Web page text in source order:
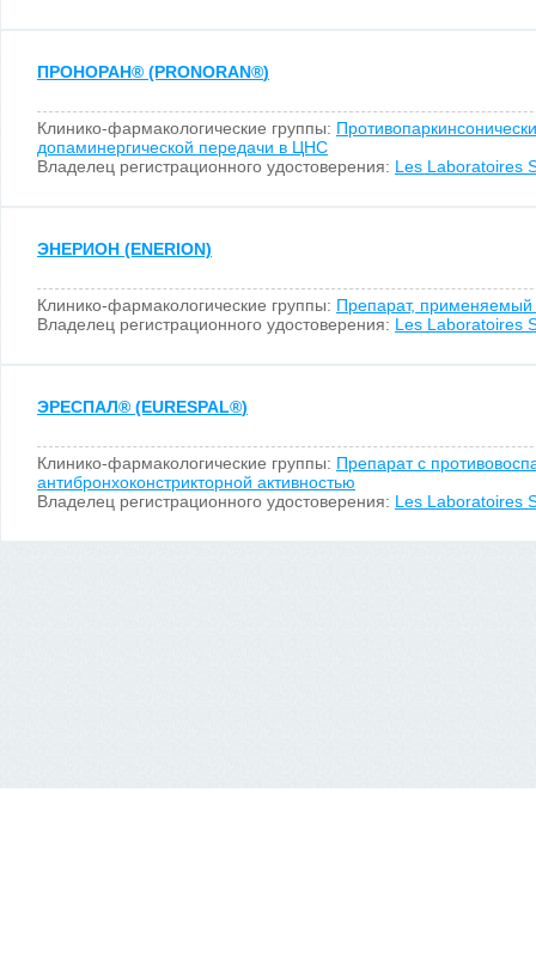
ПРОНОРАН® (PRONORAN®)
Клинико-фармакологические группы:
допаминергической передачи в ЦНС
Владелец регистрационного удостоверения: Les Laboratoires
ЭНЕРИОН (ENERION)
Клинико-фармакологические группы: Препарат, применяемый
Владелец регистрационного удостоверения: Les Laboratoires
ЭРЕСПАЛ® (EURESPAL®)
Клинико-фармакологические группы: Препарат с
антибронхоконстрикторной активностью
Владелец регистрационного удостоверения: Les Laboratoires